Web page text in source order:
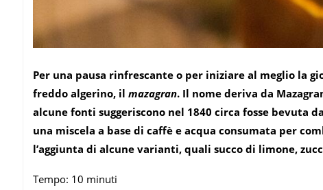
Per una pausa rinfrescante o per iniziare al meglio la
freddo algerino, il mazagran. Il nome deriva da
alcune fonti suggeriscono nel 1840 circa fosse
una miscela a base di caffè e acqua consumata per
l’aggiunta di alcune varianti, quali succo di limone,
Tempo: 10 minuti